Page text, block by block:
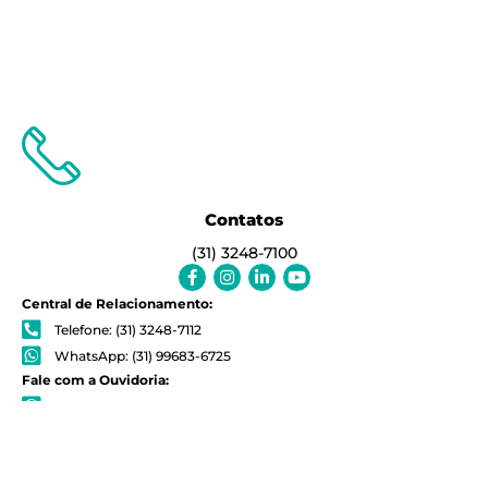
Contatos
(31) 3248-7100
Facebook-
f
Instagram
Linkedin-
in
Youtube
Central de Relacionamento:
Telefone: (31) 3248-7112
WhatsApp: (31) 99683-6725
Fale com a Ouvidoria: